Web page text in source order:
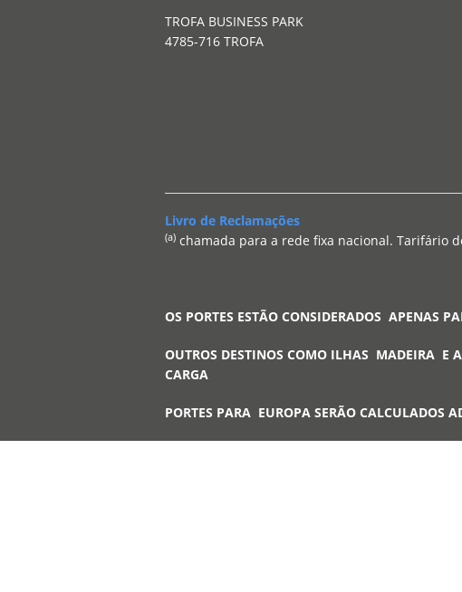
TROFA BUSINESS PARK
4785-716 TROFA
Livro de Reclamações
(a) chamada para a rede fixa nacional. Tarifário
OS PORTES ESTÃO CONSIDERADOS APENAS
OUTROS DESTINOS COMO ILHAS MADEIRA E
CARGA
PORTES PARA EUROPA SERÃO CALCULADOS